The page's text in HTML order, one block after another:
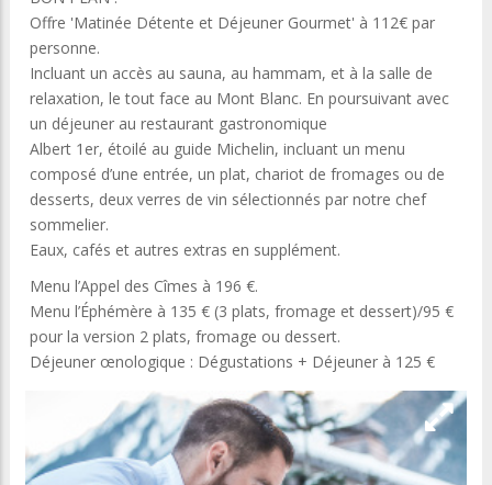
Offre 'Matinée Détente et Déjeuner Gourmet' à 112€ par
personne.
Incluant un accès au sauna, au hammam, et à la salle de
relaxation, le tout face au Mont Blanc. En poursuivant avec
un déjeuner au restaurant gastronomique
Albert 1er, étoilé au guide Michelin, incluant un menu
composé d’une entrée, un plat, chariot de fromages ou de
desserts, deux verres de vin sélectionnés par notre chef
sommelier.
Eaux, cafés et autres extras en supplément.
Menu l’Appel des Cîmes à 196 €.
Menu l’Éphémère à 135 € (3 plats, fromage et dessert)/95 €
pour la version 2 plats, fromage ou dessert.
Déjeuner œnologique : Dégustations + Déjeuner à 125 €